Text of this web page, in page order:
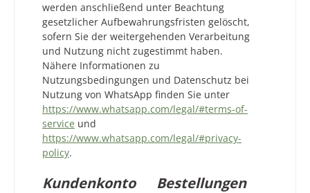
werden anschließend unter Beachtung
gesetzlicher Aufbewahrungsfristen gelöscht,
sofern Sie der weitergehenden Verarbeitung
und Nutzung nicht zugestimmt haben.
Nähere Informationen zu
Nutzungsbedingungen und Datenschutz bei
Nutzung von WhatsApp finden Sie unter
https://www.whatsapp.com/legal/#terms-of-
service und
https://www.whatsapp.com/legal/#privacy-
policy.
Kundenkonto Bestellungen